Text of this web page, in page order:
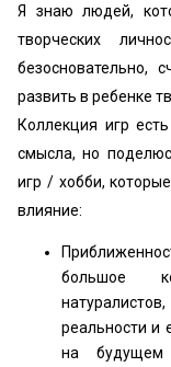
Я знаю людей,
творческих
безосновательно,
развить в ребенке
Коллекция игр
смысла, но
игр / хобби,
влияние:
большое
реальности и
на